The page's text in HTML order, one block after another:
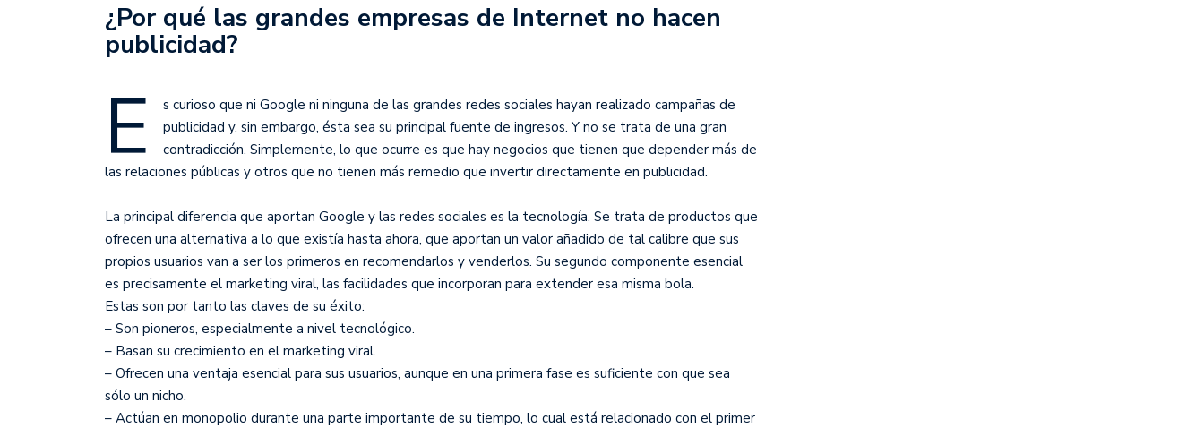
¿Por qué las grandes empresas de Internet no hacen
publicidad?
E
s curioso que ni Google ni ninguna de las grandes redes sociales hayan realizado campañas de
publicidad y, sin embargo, ésta sea su principal fuente de ingresos. Y no se trata de una gran
contradicción. Simplemente, lo que ocurre es que hay negocios que tienen que depender más de
las relaciones públicas y otros que no tienen más remedio que invertir directamente en publicidad.
La principal diferencia que aportan Google y las redes sociales es la tecnología. Se trata de productos que
ofrecen una alternativa a lo que existía hasta ahora, que aportan un valor añadido de tal calibre que sus
propios usuarios van a ser los primeros en recomendarlos y venderlos. Su segundo componente esencial
es precisamente el marketing viral, las facilidades que incorporan para extender esa misma bola.
Estas son por tanto las claves de su éxito:
– Son pioneros, especialmente a nivel tecnológico.
– Basan su crecimiento en el marketing viral.
– Ofrecen una ventaja esencial para sus usuarios, aunque en una primera fase es suficiente con que sea
sólo un nicho.
– Actúan en monopolio durante una parte importante de su tiempo, lo cual está relacionado con el primer